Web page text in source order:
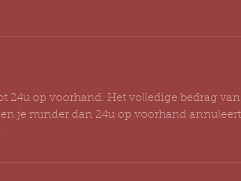
24u op voorhand. Het volledige bedrag van
je minder dan 24u op voorhand annuleert